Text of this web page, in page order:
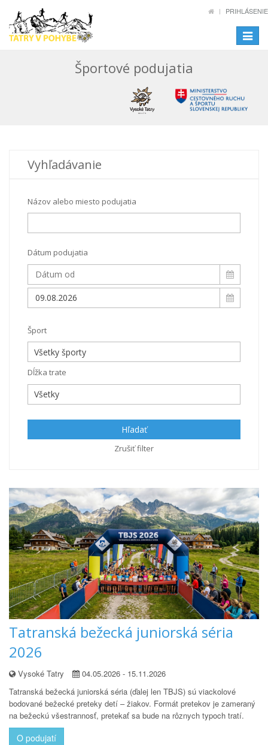
PRIHLÁSENIE
Toggle
Športové podujatia
Vyhľadávanie
Názov alebo miesto podujatia
Dátum podujatia
Šport
Dĺžka trate
Hľadať
Zrušiť filter
Tatranská bežecká juniorská séria
2026
Vysoké Tatry
04.05.2026 - 15.11.2026
Tatranská bežecká juniorská séria (ďalej len TBJS) sú viackolové
bodované bežecké preteky detí – žiakov. Formát pretekov je zameraný
na bežeckú všestrannosť, pretekať sa bude na rôznych typoch tratí.
O podujatí